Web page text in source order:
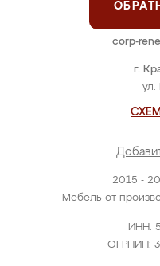
2015 -
Мебель от
ИНН:
ОГРНИП:
г.
ул.
corp-